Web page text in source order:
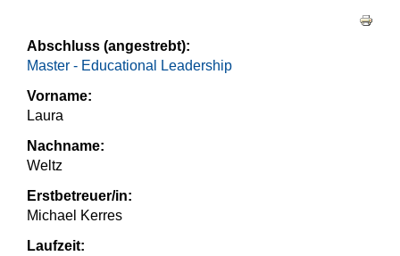
Abschluss (angestrebt):
Master - Educational Leadership
Vorname:
Laura
Nachname:
Weltz
Erstbetreuer/in:
Michael Kerres
Laufzeit: